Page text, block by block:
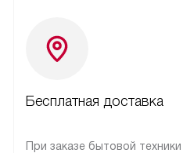
Бесплатная доставка
При заказе бытовой